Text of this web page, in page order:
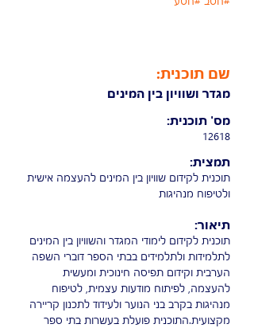
שם תוכנית:
מגדר ושוויון בין המינים
12618
תוכנית לקידום שוויון בין המינים להעצמה אישית
ולטיפוח מנהיגות
תוכנית לקידום לימודי המגדר והשוויון בין המינים
לתלמידות ולתלמידים בבתי הספר דוברי השפה
הערבית וקידום תפיסה חינוכית ומעשית
להעצמה, לפיתוח מודעות עצמית, לטיפוח
מנהיגות בקרב בני הנוער ולעידוד לתכנון קריירה
מקצועית.התוכנית פועלת בעשרות בתי ספר
מס' תוכנית:
תמצית:
תיאור: